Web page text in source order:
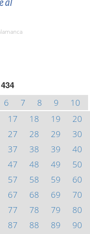
al
434
6 7 8 9
10
17 18 19
20
27 28 29
30
37 38 39
40
47 48 49
50
57 58 59
60
67 68 69
70
77 78 79
80
87 88 89
90